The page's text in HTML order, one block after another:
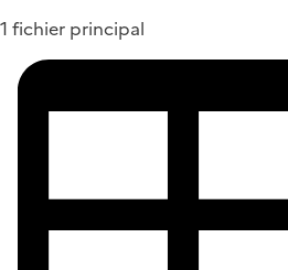
1 fichier principal